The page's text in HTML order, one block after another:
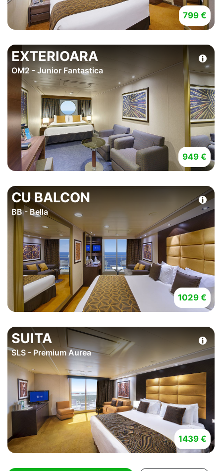
799 €
EXTERIOARA
OM2 - Junior Fantastica
949 €
CU BALCON
BB - Bella
1029 €
SUITA
SLS - Premium Aurea
1439 €